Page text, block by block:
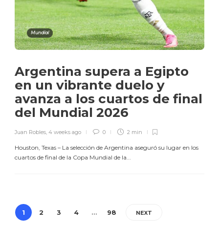
Mundial
Argentina supera a Egipto
en un vibrante duelo y
avanza a los cuartos de final
del Mundial 2026
Juan Robles, 4 weeks ago 0 2 min
Houston, Texas – La selección de Argentina aseguró su lugar en los
cuartos de final de la Copa Mundial de la...
1 2 3 4 … 98 NEXT